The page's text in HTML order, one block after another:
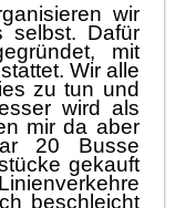
wir
selbst. Dafür
ndet, mit
Wir alle
zu tun und
wird als
mir da aber
20 Busse
cke gekauft
beschleicht